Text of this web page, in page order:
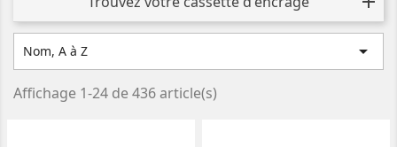
Nom, A à Z 
Affichage 1-24 de 436 article(s)